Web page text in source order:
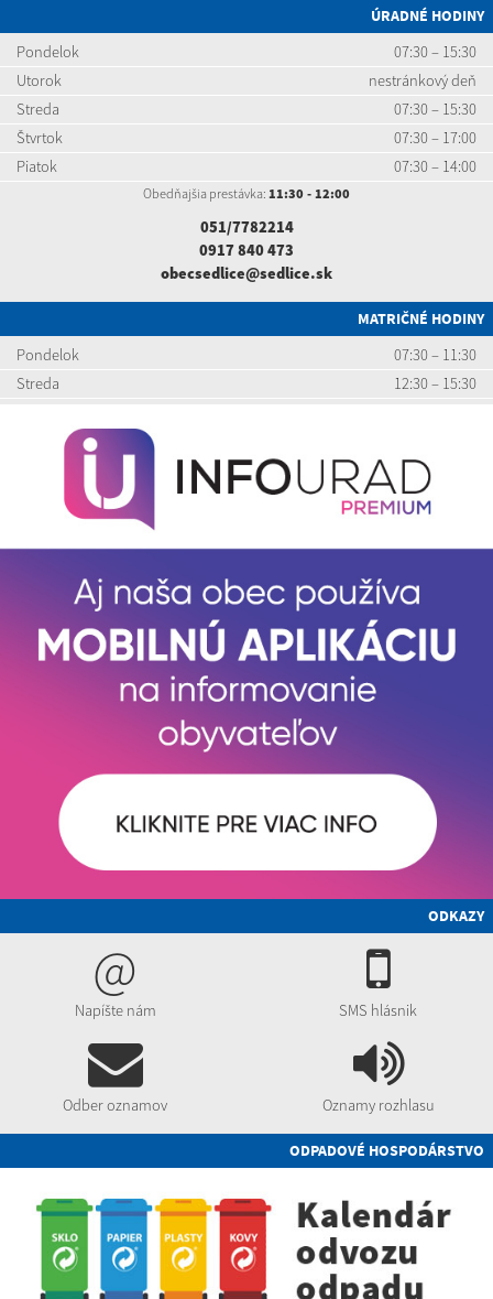
ÚRADNÉ HODINY
Pondelok
07:30 – 15:30
Utorok
nestránkový deň
Streda
07:30 – 15:30
Štvrtok
07:30 – 17:00
Piatok
07:30 – 14:00
Obedňajšia prestávka: 11:30 - 12:00
051/7782214
0917 840 473
obecsedlice@sedlice.sk
MATRIČNÉ HODINY
Pondelok
07:30 – 11:30
Streda
12:30 – 15:30
ODKAZY
@
Napíšte nám SMS hlásnik
Odber oznamov Oznamy rozhlasu
ODPADOVÉ HOSPODÁRSTVO